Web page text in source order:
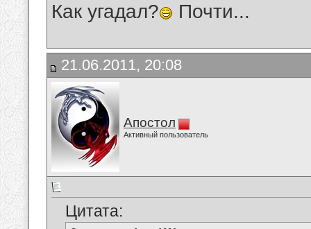
Как угадал? Почти...
21.06.2011, 20:08
Апостол
Активный пользователь
Цитата: